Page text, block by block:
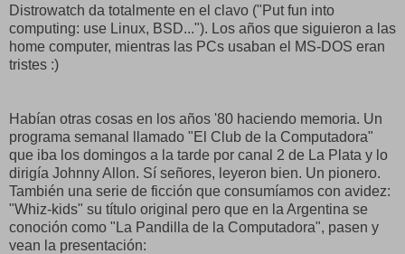
Distrowatch da totalmente en el clavo ("Put fun into
computing: use Linux, BSD..."). Los años que siguieron a las
home computer, mientras las PCs usaban el MS-DOS eran
tristes :)
Habían otras cosas en los años '80 haciendo memoria. Un
programa semanal llamado "El Club de la Computadora"
que iba los domingos a la tarde por canal 2 de La Plata y lo
dirigía Johnny Allon. Sí señores, leyeron bien. Un pionero.
También una serie de ficción que consumíamos con avidez:
"Whiz-kids" su título original pero que en la Argentina se
conoción como "La Pandilla de la Computadora", pasen y
vean la presentación: